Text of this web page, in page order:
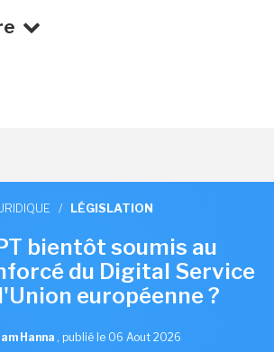
/ LÉGISLATION
bientôt soumis au
du Digital Service
européenne ?
Hanna , publié le 06 Aout 2026